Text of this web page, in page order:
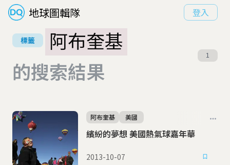
地球圖輯隊 登入
標籤
阿布奎基
的搜索結果
1
繽紛的夢想 美國熱氣球嘉年華
阿布奎基 美國
2013-10-07